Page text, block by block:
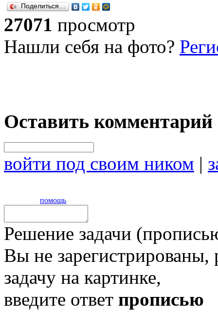
Поделиться…
27071 просмотр
Нашли себя на фото?
Оставить комментарий
войти под своим ником |
помощь
Решение задачи
Вы не
задачу на картинке,
введите ответ прописью